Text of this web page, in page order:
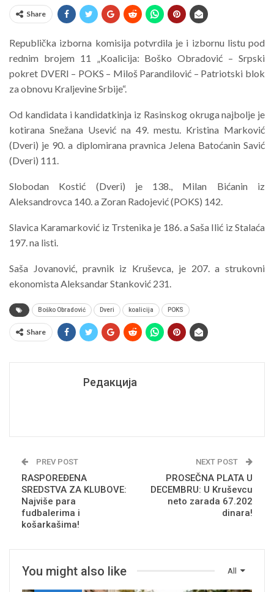
Share
Republička izborna komisija potvrdila je i izbornu listu pod
rednim brojem 11 „Koalicija: Boško Obradović – Srpski
pokret DVERI – POKS – Miloš Parandilović – Patriotski blok
za obnovu Kraljevine Srbije“.
Od kandidata i kandidatkinja iz Rasinskog okruga najbolje je
kotirana Snežana Usević na 49. mestu. Kristina Marković
(Dveri) je 90. a diplomirana pravnica Jelena Batoćanin Savić
(Dveri) 111.
Slobodan Kostić (Dveri) je 138., Milan Bićanin iz
Aleksandrovca 140. a Zoran Radojević (POKS) 142.
Slavica Karamarković iz Trstenika je 186. a Saša Ilić iz Stalaća
197. na listi.
Saša Jovanović, pravnik iz Kruševca, je 207. a strukovni
ekonomista Aleksandar Stanković 231.
Boško Obradović Dveri koalicija POKS
Share
Редакција
PREV POST
RASPOREĐENA
SREDSTVA ZA KLUBOVE:
Najviše para
fudbalerima i
košarkašima!
NEXT POST
PROSEČNA PLATA U
DECEMBRU: U Kruševcu
neto zarada 67.202
dinara!
All
You might also like